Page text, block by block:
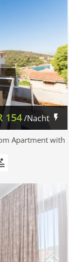
154/Nacht
Apartment with